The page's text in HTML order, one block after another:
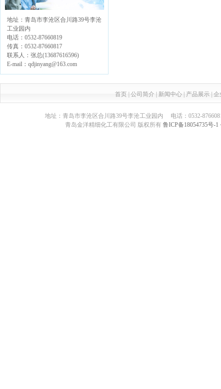
地址：青岛市李沧区合川路39号李沧
工业园内
电话：0532-87660819
传真：0532-87660817
联系人：张总(13687616596)
E-mail：qdjinyang@163.com
首页 公司简介 新闻中心 产品展示 企
地址：青岛市李沧区合川路39号李沧工业园内 电话：0532-
青岛金洋精细化工有限公司 版权所有 鲁ICP备18054735号-1